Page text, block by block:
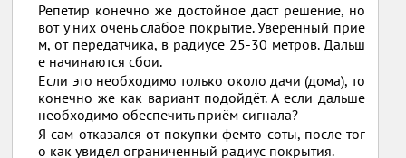
Репетир конечно же достойное даст решение, но
вот у них очень слабое покрытие. Уверенный приё
м, от передатчика, в радиусе 25-30 метров. Дальш
е начинаются сбои.
Если это необходимо только около дачи (дома), то
конечно же как вариант подойдёт. А если дальше
необходимо обеспечить приём сигнала?
Я сам отказался от покупки фемто-соты, после тог
о как увидел ограниченный радиус покрытия.